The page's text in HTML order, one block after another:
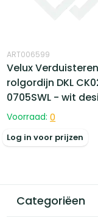
ART006599
Velux
rolgordijn DKL
0705SWL - wit
Voorraad: 0
Log in voor prijzen
Categoriëen